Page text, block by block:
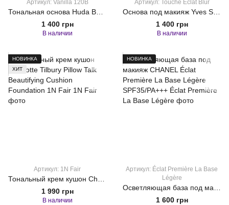
Артикул: Vanilla 120B
1 400 грн
В наличии
Артикул: Touche Éclat Blur
1 400 грн
В наличии
НОВИНКА
ХИТ
Артикул: 1N Fair
1 990 грн
В наличии
НОВИНКА
Артикул: Éclat Première La Base
Légère
1 600 грн